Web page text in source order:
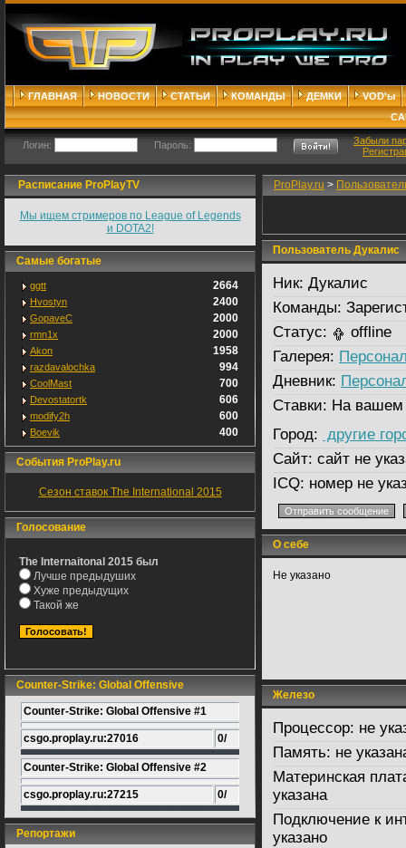
ГЛАВНАЯ НОВОСТИ СТАТЬИ КОМАНДЫ ДЕМКИ
VOD'ы
Логин: Пароль:
Забыли
Расписание ProPlayTV
Мы ищем стримеров по League of Legends
и DOTA2!
Самые богатые
ggtt 2664
Hvostyn 2400
GopaveC 2000
rmn1x 2000
Akon 1958
razdavalochka 994
CoolMast 700
Devostatortk 606
modify2h 600
Boevik 400
События ProPlay.ru
Сезон ставок The International 2015
Голосование
The Internaitonal 2015 был
Лучше предыдуших
Хуже предыдущих
Такой же
Counter-Strike: Global Offensive
Counter-Strike: Global Offensive #1
csgo.proplay.ru:27016 0/
Counter-Strike: Global Offensive #2
csgo.proplay.ru:27215 0/
Репортажи
ProPlay.ru >
Пользователь Дукалис
Ник: Дукалис
Команды:
Статус:
offline
Галерея:
Дневник:
Ставки: На вашем
Город: другие
Сайт: сайт не
ICQ: номер не
О себе
Не указано
Железо
Процессор: не
Память: не
Материнская
указана
Подключение к
указано